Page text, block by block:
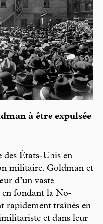
à être expulsée
des États-Unis en
militaire. Goldman et
d’un vaste
en fondant la No-
rapidement traînés en
et dans leur